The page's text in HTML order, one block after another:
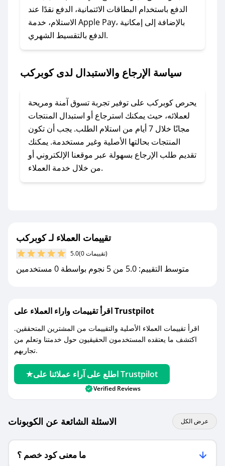
### ماذا أفعل إذا لم أجد كود خصم لمتجري
المفضل؟
في حال عدم توفر كوبونات لمتجرك المفضل، يمكنك
أسرع وقت ممكن.
### كيف تحصل على كوبونات خصم حصرية من
كوبركب؟
للحصول على كوبونات وخصومات حصرية، قم بما
يلي:
- اضغط على أيقونة متابعة لمتجر كوبركب في تطبيق
صحصح.
مع صحصح، تسوق بذكاء ووفّر على كل مشترياتك مع
الدفع باستخدام البطاقات الائتمانية، الدفع نقدًا عند
الاستلام، خدمة Apple Pay، بالإضافة إلى إمكانية
الدفع بالتقسيط الشهري.
سياسة الإرجاع والاستبدال لدى كوبركب
يحرص كوبركب على توفير تجربة تسوق آمنة ومريحة
لعملائه، حيث يمكنك استرجاع أو استبدال المنتجات
مجانًا خلال 7 أيام من استلام الطلب. يجب أن تكون
المنتجات بحالتها الأصلية وغير مستخدمة. يمكنك
تقديم طلب الإرجاع بسهولة عبر موقعنا الإلكتروني أو
من خلال خدمة العملاء.
تقييمات العملاء لـ كوبركب
5.0 (0 تقييمات)
متوسط التقييم: 5.0 من 5 نجوم بواسطة 0 مستخدمين
اقرأ تقييمات واراء العملاء على Trustpilot
اقرأ تقييمات العملاء الأصلية والتقييمات من المشترين المتحققين.
اكتشف ما يعتقده المستخدمون الحقيقيون حول خدمتنا وتعلم من
تجاربهم.
اطلع على آراء عملائنا على Trustpilot
Verified Reviews
الاسئلة الشائعة عن الكوبونات عرض الكل
ما معنى كود خصم ؟